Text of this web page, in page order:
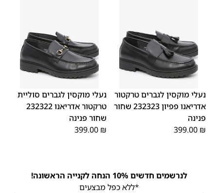
39
40
41
42
43
נעלי מוקסין לגברים טרקטור
אדריאנו פפיון 232323 שחור
פנינה
399.00 ₪
39
40
41
42
43
נעלי מוקסין לגברים סוליית
טרקטור אדריאנו 232322
שחור פנינה
399.00 ₪
לנרשמים חדשים 10% הנחה לקנייה הראשונה!
*ללא כפל מבצעים